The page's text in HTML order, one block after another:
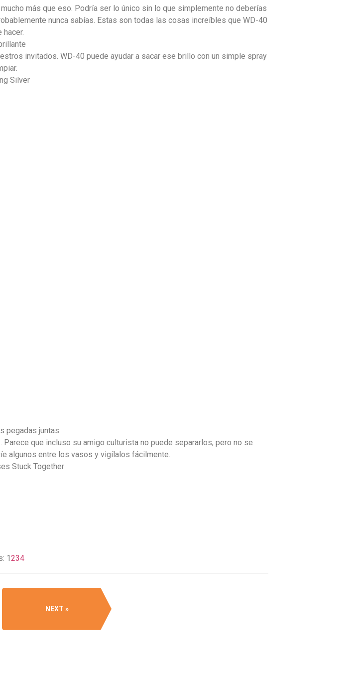
más que eso. Podría ser lo único sin lo que simplemente no deberías
nunca sabías. Estas son todas las cosas increíbles que WD-40
hacer.
invitados. WD-40 puede ayudar a sacar ese brillo con un simple spray
pegadas juntas
que incluso su amigo culturista no puede separarlos, pero no se
algunos entre los vasos y vigílalos fácilmente.
1234
NEXT